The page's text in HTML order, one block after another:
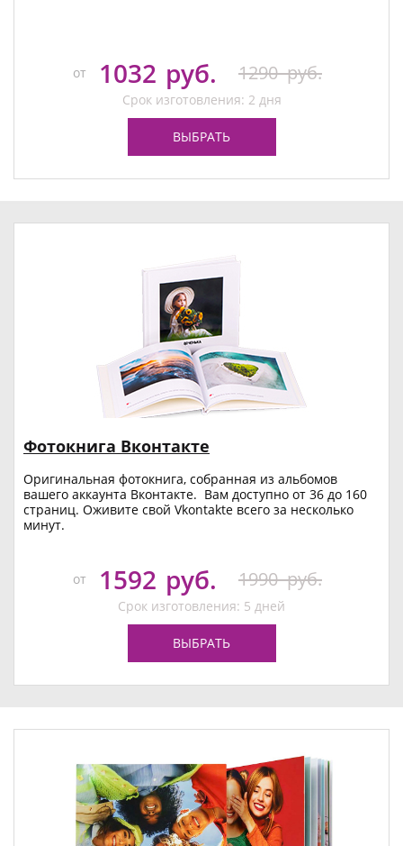
от 1032 руб. 1290 руб.
Срок изготовления: 2 дня
ВЫБРАТЬ
Фотокнига Вконтакте
Оригинальная фотокнига, собранная из альбомов
вашего аккаунта Вконтакте. Вам доступно от 36 до 160
страниц. Оживите свой Vkontakte всего за несколько
минут.
от 1592 руб. 1990 руб.
Срок изготовления: 5 дней
ВЫБРАТЬ